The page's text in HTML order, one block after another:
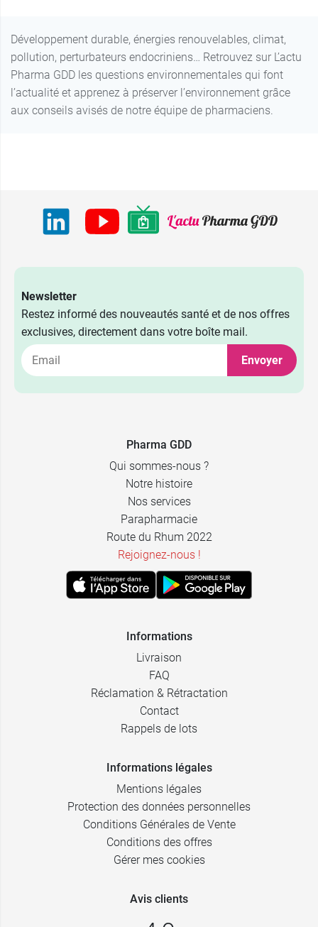
Développement durable, énergies renouvelables, climat,
pollution, perturbateurs endocriniens… Retrouvez sur L’actu
Pharma GDD les questions environnementales qui font
l’actualité et apprenez à préserver l’environnement grâce
aux conseils avisés de notre équipe de pharmaciens.
Newsletter
Restez informé des nouveautés santé et de nos offres
exclusives, directement dans votre boîte mail.
Envoyer
Pharma GDD
Qui sommes-nous ?
Notre histoire
Nos services
Parapharmacie
Route du Rhum 2022
Rejoignez-nous !
Informations
Livraison
FAQ
Réclamation & Rétractation
Contact
Rappels de lots
Informations légales
Mentions légales
Protection des données personnelles
Conditions Générales de Vente
Conditions des offres
Gérer mes cookies
Avis clients